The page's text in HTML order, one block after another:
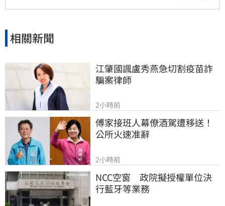
關係，但錯過的親情與話語，可能再也無法挽
相關新聞
江肇國諷盧秀燕急切割疫苗詐
騙案律師
2小時前
傅家接班人幕僚酒駕遭移送！
公所火速准辭
2小時前
NCC空窗　政院擬授權單位決
行藍牙等業務